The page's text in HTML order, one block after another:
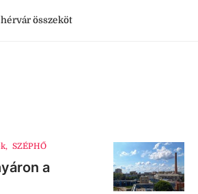
összeköt
, SZÉPHŐ
a